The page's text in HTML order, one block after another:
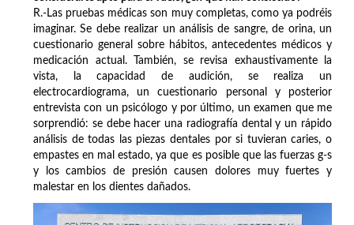
R.-Las pruebas médicas son muy completas, como ya podréis
imaginar. Se debe realizar un análisis de sangre, de orina, un
cuestionario general sobre hábitos, antecedentes médicos y
medicación actual. También, se revisa exhaustivamente la
vista, la capacidad de audición, se realiza un
electrocardiograma, un cuestionario personal y posterior
entrevista con un psicólogo y por último, un examen que me
sorprendió: se debe hacer una radiografía dental y un rápido
análisis de todas las piezas dentales por si tuvieran caries, o
empastes en mal estado, ya que es posible que las fuerzas g-s
y los cambios de presión causen dolores muy fuertes y
malestar en los dientes dañados.